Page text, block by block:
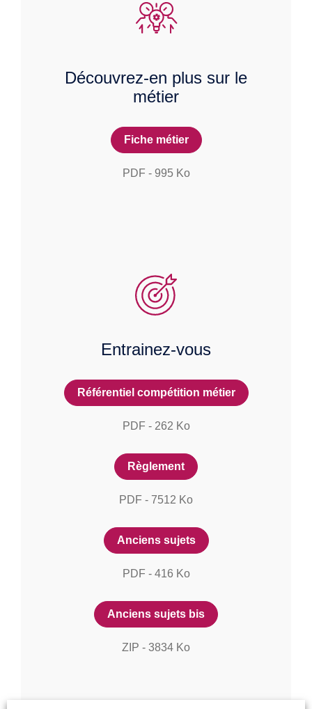
Découvrez-en plus sur le
métier
Fiche métier
PDF - 995 Ko
Entrainez-vous
Référentiel compétition métier
PDF - 262 Ko
Règlement
PDF - 7512 Ko
Anciens sujets
PDF - 416 Ko
Anciens sujets bis
ZIP - 3834 Ko